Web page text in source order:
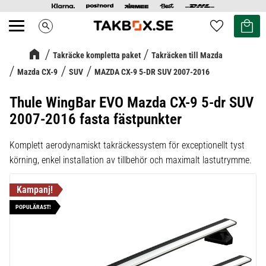
Meny search Favoriter
Kundvagn
Takräcke kompletta paket
Takräcken till Mazda
Mazda CX-9
SUV MAZDA CX-9 5-DR SUV 2007-2016
Thule WingBar EVO Mazda CX-9 5-dr SUV
2007-2016 fasta fästpunkter
Komplett aerodynamiskt takräckessystem för exceptionellt tyst
körning, enkel installation av tillbehör och maximalt lastutrymme.
POPULÄRAST!